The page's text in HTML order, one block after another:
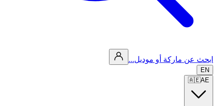
ابحث عن ماركة أو موديل...
EN
🇦🇪AE